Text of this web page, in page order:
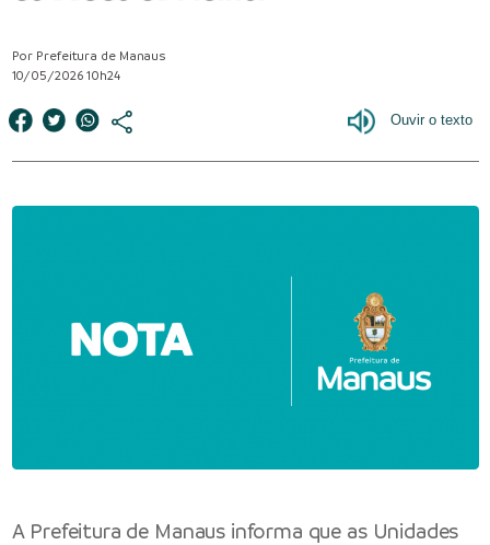
Por Prefeitura de Manaus
10/05/2026 10h24
A Prefeitura de Manaus informa que as Unidades